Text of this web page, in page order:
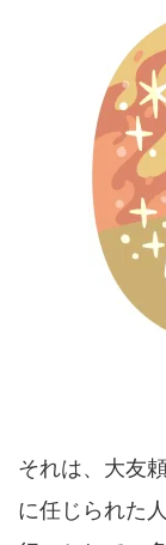
それは、大友
に任じられた